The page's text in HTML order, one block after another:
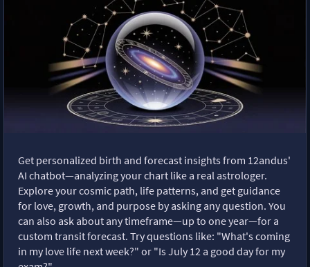
Get personalized birth and forecast insights from 12andus'
AI chatbot—analyzing your chart like a real astrologer.
Explore your cosmic path, life patterns, and get guidance
for love, growth, and purpose by asking any question. You
can also ask about any timeframe—up to one year—for a
custom transit forecast. Try questions like: "What's coming
in my love life next week?" or "Is July 12 a good day for my